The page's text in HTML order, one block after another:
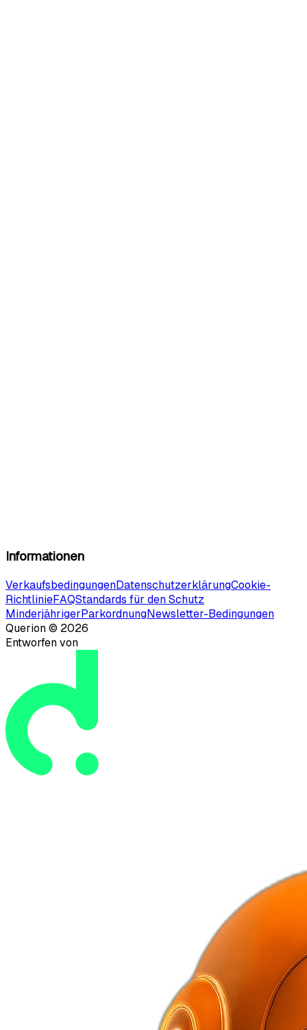
Informationen
VerkaufsbedingungenDatenschutzerklärungCookie-
RichtlinieFAQStandards für den Schutz
MinderjährigerParkordnungNewsletter-Bedingungen
Querion © 2026
Entworfen von